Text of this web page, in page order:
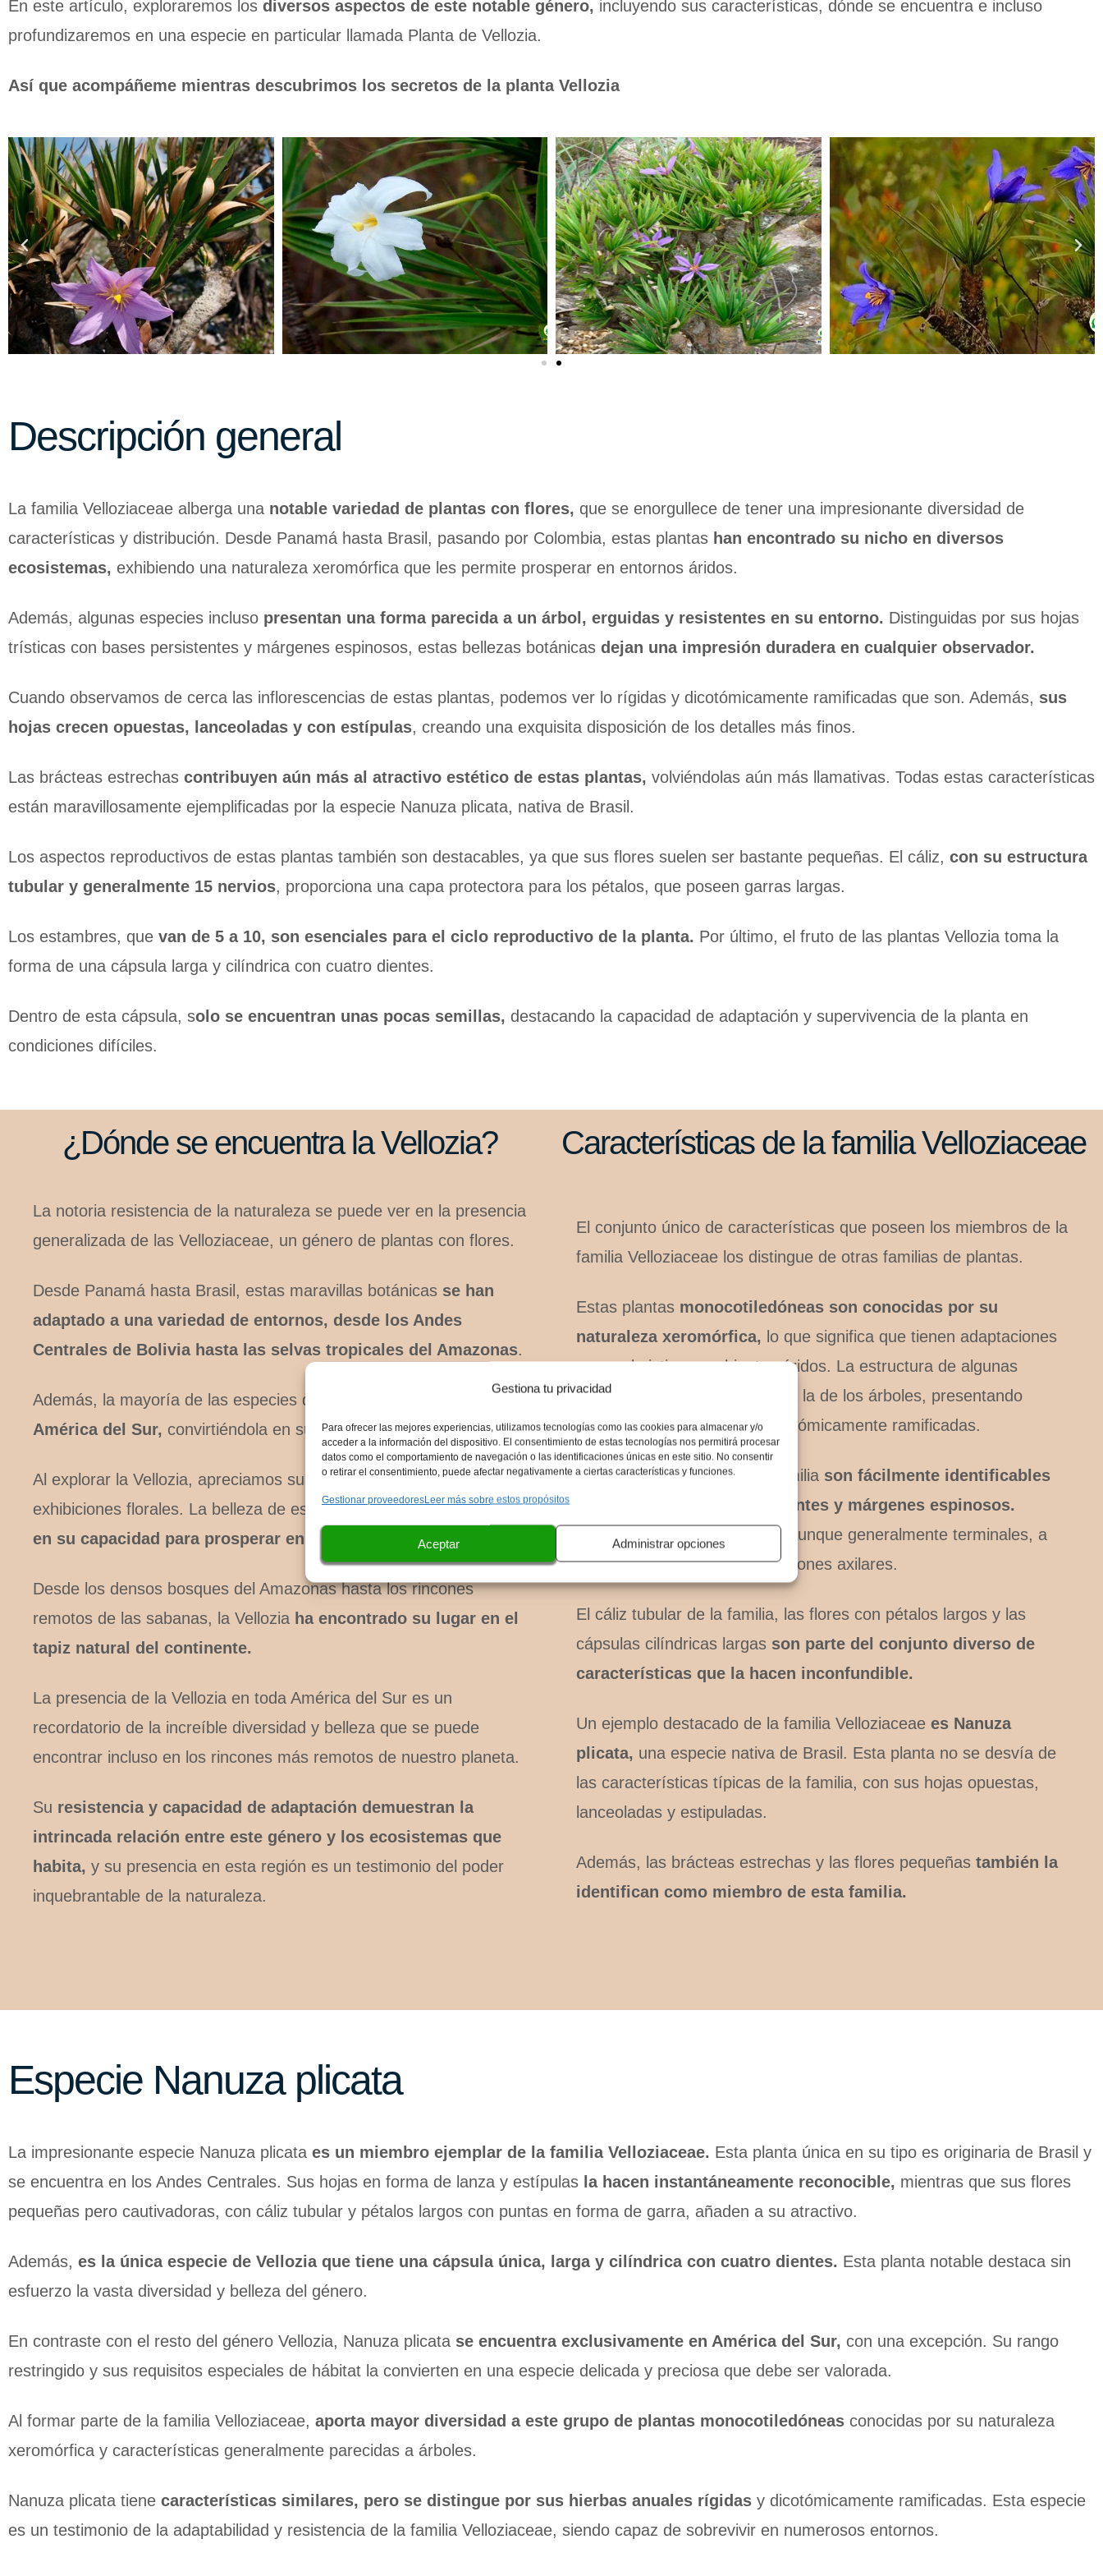
Gestiona tu privacidad
Para ofrecer las mejores experiencias, utilizamos tecnologías como las cookies para almacenar y/o
acceder a la información del dispositivo. El consentimiento de estas tecnologías nos permitirá procesar
datos como el comportamiento de navegación o las identificaciones únicas en este sitio. No consentir
o retirar el consentimiento, puede afectar negativamente a ciertas características y funciones.
Gestionar proveedoresLeer más sobre estos propósitos
Aceptar Administrar opciones
En este artículo, exploraremos los diversos aspectos de este notable género, incluyendo sus características, dónde se encuentra e incluso
profundizaremos en una especie en particular llamada Planta de Vellozia.
Así que acompáñeme mientras descubrimos los secretos de la planta Vellozia
Descripción general
La familia Velloziaceae alberga una notable variedad de plantas con flores, que se enorgullece de tener una impresionante diversidad de
características y distribución. Desde Panamá hasta Brasil, pasando por Colombia, estas plantas han encontrado su nicho en diversos
ecosistemas, exhibiendo una naturaleza xeromórfica que les permite prosperar en entornos áridos.
Además, algunas especies incluso presentan una forma parecida a un árbol, erguidas y resistentes en su entorno. Distinguidas por sus hojas
trísticas con bases persistentes y márgenes espinosos, estas bellezas botánicas dejan una impresión duradera en cualquier observador.
Cuando observamos de cerca las inflorescencias de estas plantas, podemos ver lo rígidas y dicotómicamente ramificadas que son. Además, sus
hojas crecen opuestas, lanceoladas y con estípulas, creando una exquisita disposición de los detalles más finos.
Las brácteas estrechas contribuyen aún más al atractivo estético de estas plantas, volviéndolas aún más llamativas. Todas estas características
están maravillosamente ejemplificadas por la especie Nanuza plicata, nativa de Brasil.
Los aspectos reproductivos de estas plantas también son destacables, ya que sus flores suelen ser bastante pequeñas. El cáliz, con su estructura
tubular y generalmente 15 nervios, proporciona una capa protectora para los pétalos, que poseen garras largas.
Los estambres, que van de 5 a 10, son esenciales para el ciclo reproductivo de la planta. Por último, el fruto de las plantas Vellozia toma la
forma de una cápsula larga y cilíndrica con cuatro dientes.
Dentro de esta cápsula, solo se encuentran unas pocas semillas, destacando la capacidad de adaptación y supervivencia de la planta en
condiciones difíciles.
¿Dónde se encuentra la Vellozia?
La notoria resistencia de la naturaleza se puede ver en la presencia
generalizada de las Velloziaceae, un género de plantas con flores.
Desde Panamá hasta Brasil, estas maravillas botánicas se han
adaptado a una variedad de entornos, desde los Andes
Centrales de Bolivia hasta las selvas tropicales del Amazonas.
Además, la mayoría de las especies de Vellozia
América del Sur, convirtiéndola en su hogar.
Al explorar la Vellozia, apreciamos sus características únicas y sus
exhibiciones florales. La belleza de este génerose puede apreciar
en su capacidad para prosperar en diversas condiciones.
Desde los densos bosques del Amazonas hasta los rincones
remotos de las sabanas, la Vellozia ha encontrado su lugar en el
tapiz natural del continente.
La presencia de la Vellozia en toda América del Sur es un
recordatorio de la increíble diversidad y belleza que se puede
encontrar incluso en los rincones más remotos de nuestro planeta.
Su resistencia y capacidad de adaptación demuestran la
intrincada relación entre este género y los ecosistemas que
habita, y su presencia en esta región es un testimonio del poder
inquebrantable de la naturaleza.
Características de la familia Velloziaceae
El conjunto único de características que poseen los miembros de la
familia Velloziaceae los distingue de otras familias de plantas.
Estas plantas monocotiledóneas son conocidas por su
naturaleza xeromórfica, lo que significa que tienen adaptaciones
para subsistir en ambientes áridos. La estructura de algunas
especies incluso se asemeja a la de los árboles, presentando
hierbas anuales rígidas y dicotómicamente ramificadas.
Las hojas trísticas de esta familia son fácilmente identificables
debido a sus bases persistentes y márgenes espinosos.
Además, las inflorescencias, aunque generalmente terminales, a
veces se encuentran en posiciones axilares.
El cáliz tubular de la familia, las flores con pétalos largos y las
cápsulas cilíndricas largas son parte del conjunto diverso de
características que la hacen inconfundible.
Un ejemplo destacado de la familia Velloziaceae es Nanuza
plicata, una especie nativa de Brasil. Esta planta no se desvía de
las características típicas de la familia, con sus hojas opuestas,
lanceoladas y estipuladas.
Además, las brácteas estrechas y las flores pequeñas también la
identifican como miembro de esta familia.
Especie Nanuza plicata
La impresionante especie Nanuza plicata es un miembro ejemplar de la familia Velloziaceae. Esta planta única en su tipo es originaria de Brasil y
se encuentra en los Andes Centrales. Sus hojas en forma de lanza y estípulas la hacen instantáneamente reconocible, mientras que sus flores
pequeñas pero cautivadoras, con cáliz tubular y pétalos largos con puntas en forma de garra, añaden a su atractivo.
Además, es la única especie de Vellozia que tiene una cápsula única, larga y cilíndrica con cuatro dientes. Esta planta notable destaca sin
esfuerzo la vasta diversidad y belleza del género.
En contraste con el resto del género Vellozia, Nanuza plicata se encuentra exclusivamente en América del Sur, con una excepción. Su rango
restringido y sus requisitos especiales de hábitat la convierten en una especie delicada y preciosa que debe ser valorada.
Al formar parte de la familia Velloziaceae, aporta mayor diversidad a este grupo de plantas monocotiledóneas conocidas por su naturaleza
xeromórfica y características generalmente parecidas a árboles.
Nanuza plicata tiene características similares, pero se distingue por sus hierbas anuales rígidas y dicotómicamente ramificadas. Esta especie
es un testimonio de la adaptabilidad y resistencia de la familia Velloziaceae, siendo capaz de sobrevivir en numerosos entornos.